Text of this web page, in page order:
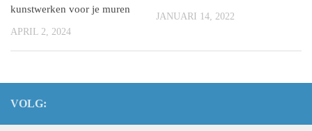
kunstwerken voor je muren
APRIL 2, 2024
JANUARI 14, 2022
VOLG: